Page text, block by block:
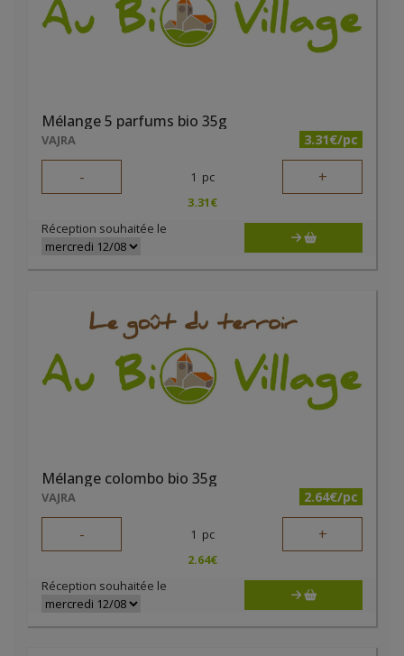
Mélange 5 parfums bio 35g
VAJRA 3.31€/pc
- 1 pc +
3.31€
Réception souhaitée le
Mélange colombo bio 35g
VAJRA 2.64€/pc
- 1 pc +
2.64€
Réception souhaitée le